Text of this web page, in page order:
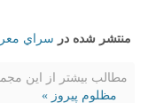
منتشر شده در سراي
مطالب بیشتر از این
مظلوم پیروز »